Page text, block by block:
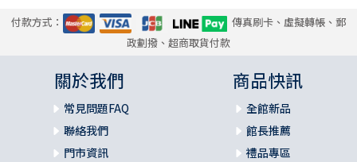
付款方式：
傳真刷卡、虛擬轉帳、郵
政劃撥、超商取貨付款
關於我們
常見問題FAQ
聯絡我們
門市資訊
商品快訊
全館新品
館長推薦
禮品專區